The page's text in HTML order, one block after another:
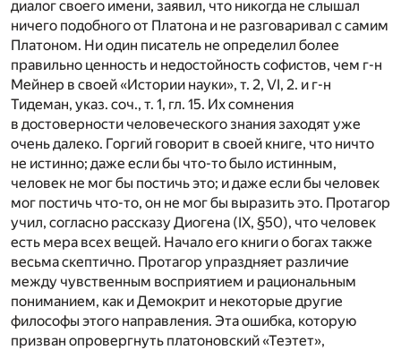
диалог своего имени, заявил, что никогда не слышал
ничего подобного от Платона и не разговаривал с самим
Платоном. Ни один писатель не определил более
правильно ценность и недостойность софистов, чем г-н
Мейнер в своей «Истории науки», т. 2, VI, 2. и г-н
Тидеман, указ. соч., т. 1, гл. 15. Их сомнения
в достоверности человеческого знания заходят уже
очень далеко. Горгий говорит в своей книге, что ничто
не истинно; даже если бы что-то было истинным,
человек не мог бы постичь это; и даже если бы человек
мог постичь что-то, он не мог бы выразить это. Протагор
учил, согласно рассказу Диогена (IX, §50), что человек
есть мера всех вещей. Начало его книги о богах также
весьма скептично. Протагор упраздняет различие
между чувственным восприятием и рациональным
пониманием, как и Демокрит и некоторые другие
философы этого направления. Эта ошибка, которую
призван опровергнуть платоновский «Теэтет»,